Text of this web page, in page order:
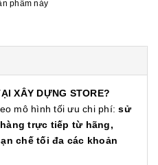
phẩm này
XÂY DỰNG STORE?
mô hình tối ưu chi phí:sử
trực tiếp từ hãng,
chế tối đa các khoản